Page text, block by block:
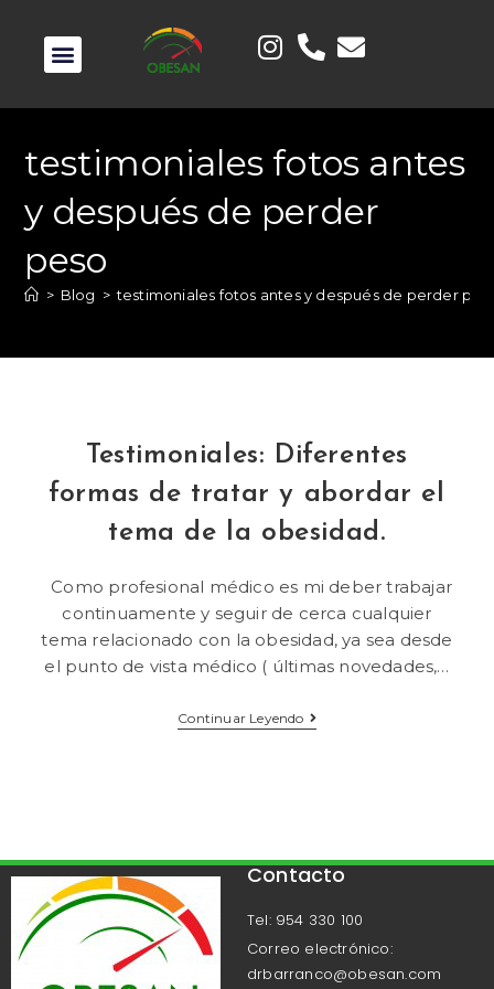
testimoniales fotos antes
y después de perder
peso
> Blog > testimoniales fotos antes y después de perder
Testimoniales: Diferentes
formas de tratar y abordar el
tema de la obesidad.
Como profesional médico es mi deber trabajar
continuamente y seguir de cerca cualquier
tema relacionado con la obesidad, ya sea desde
el punto de vista médico ( últimas novedades,…
Continuar Leyendo
Contacto
Tel: 954 330 100
Correo electrónico:
drbarranco@obesan.com